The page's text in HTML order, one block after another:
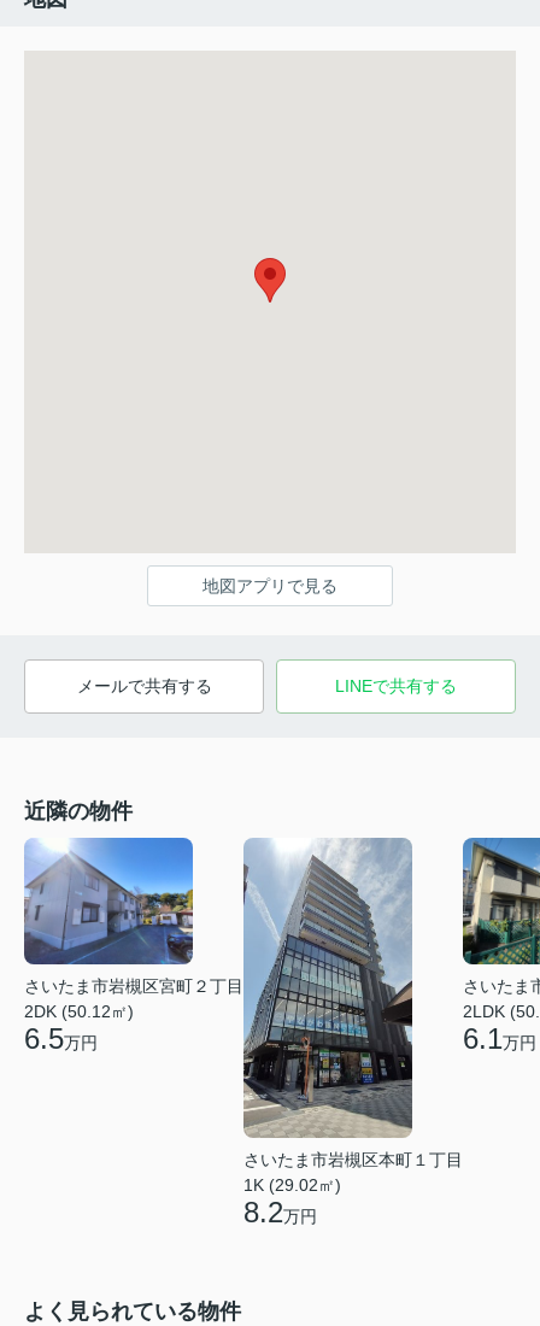
地図アプリで見る
メールで共有する LINEで共有する
近隣の物件
さいたま市岩槻区宮町２丁目
2DK (50.12㎡)
6.5万円
さいたま市岩槻区本町１丁目
1K (29.02㎡)
8.2万円
さいたま
2LDK
6.1万円
よく見られている物件